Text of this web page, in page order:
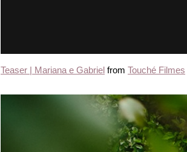
Teaser | Mariana e Gabriel from Touché Filmes